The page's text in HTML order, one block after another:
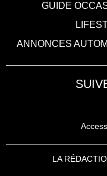
GUIDE
ANNONCES
LA